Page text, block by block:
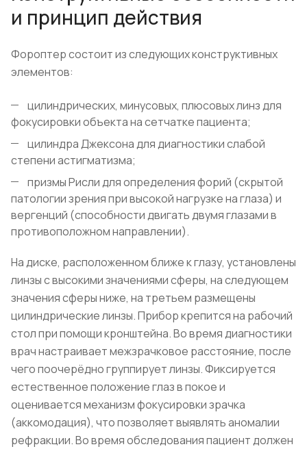
и принцип действия
Фороптер состоит из следующих конструктивных
элементов:
цилиндрических, минусовых, плюсовых линз для
фокусировки объекта на сетчатке пациента;
цилиндра Джексона для диагностики слабой
степени астигматизма;
призмы Рисли для определения форий (скрытой
патологии зрения при высокой нагрузке на глаза) и
вергенций (способности двигать двумя глазами в
противоположном направлении).
На диске, расположенном ближе к глазу, установлены
линзы с высокими значениями сферы, на следующем
значения сферы ниже, на третьем размещены
цилиндрические линзы. Прибор крепится на рабочий
стол при помощи кронштейна. Во время диагностики
врач настраивает межзрачковое расстояние, после
чего поочерёдно группирует линзы. Фиксируется
естественное положение глаз в покое и
оценивается механизм фокусировки зрачка
(аккомодация), что позволяет выявлять аномалии
рефракции. Во время обследования пациент должен